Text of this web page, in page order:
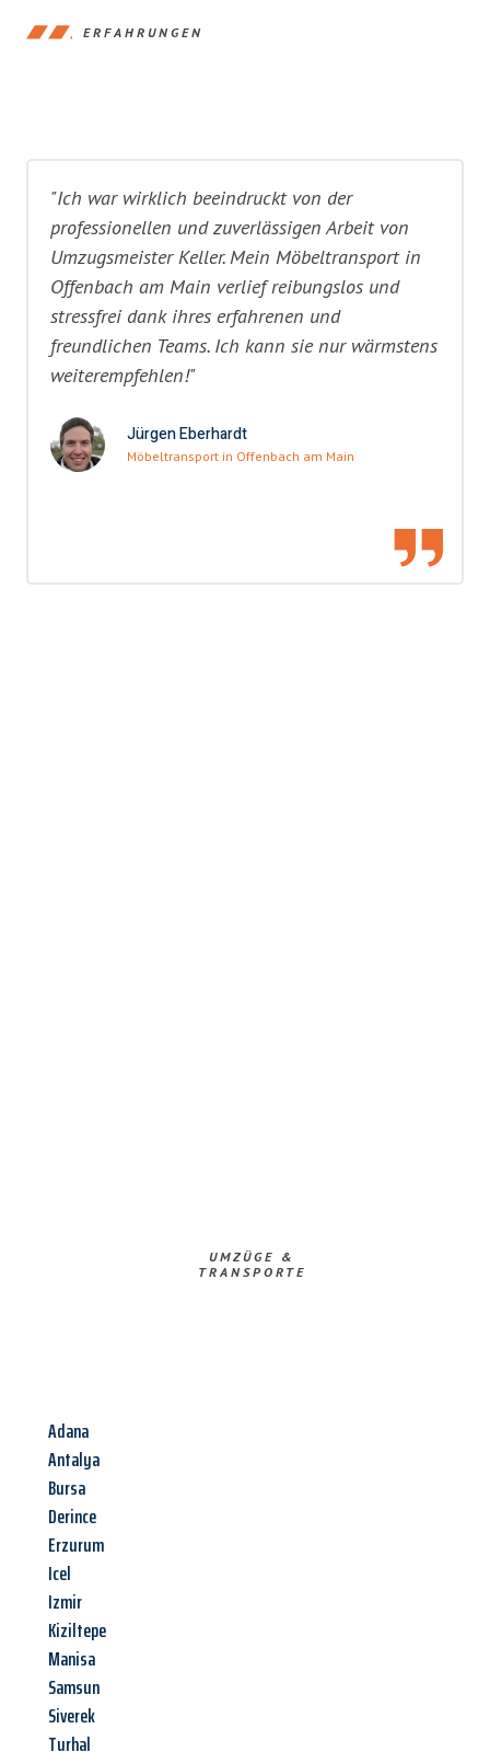
ERFAHRUNGEN
"Ich war wirklich beeindruckt von der
professionellen und zuverlässigen Arbeit von
Umzugsmeister Keller. Mein Möbeltransport in
Offenbach am Main verlief reibungslos und
stressfrei dank ihres erfahrenen und
freundlichen Teams. Ich kann sie nur wärmstens
weiterempfehlen!"
Jürgen Eberhardt
Möbeltransport in Offenbach am Main
UMZÜGE &
TRANSPORTE
Adana
Antalya
Bursa
Derince
Erzurum
Icel
Izmir
Kiziltepe
Manisa
Samsun
Siverek
Turhal